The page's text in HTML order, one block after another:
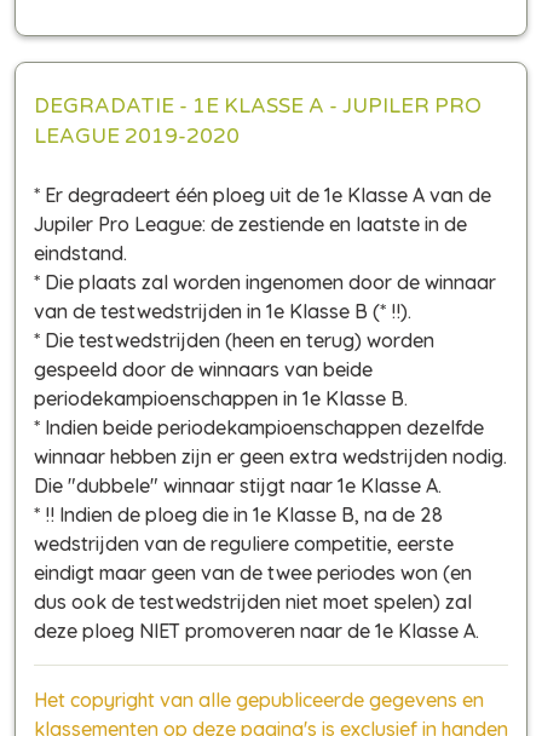
DEGRADATIE - 1E KLASSE A - JUPILER PRO
LEAGUE 2019-2020
* Er degradeert één ploeg uit de 1e Klasse A van de
Jupiler Pro League: de zestiende en laatste in de
eindstand.
* Die plaats zal worden ingenomen door de winnaar
van de testwedstrijden in 1e Klasse B (* !!).
* Die testwedstrijden (heen en terug) worden
gespeeld door de winnaars van beide
periodekampioenschappen in 1e Klasse B.
* Indien beide periodekampioenschappen dezelfde
winnaar hebben zijn er geen extra wedstrijden nodig.
Die "dubbele" winnaar stijgt naar 1e Klasse A.
* !! Indien de ploeg die in 1e Klasse B, na de 28
wedstrijden van de reguliere competitie, eerste
eindigt maar geen van de twee periodes won (en
dus ook de testwedstrijden niet moet spelen) zal
deze ploeg NIET promoveren naar de 1e Klasse A.
Het copyright van alle gepubliceerde gegevens en
klassementen op deze pagina's is exclusief in handen